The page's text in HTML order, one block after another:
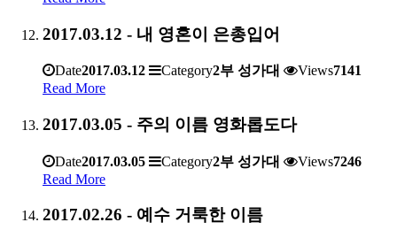
2017.03.12 - 내 영혼이 은총입어
Date2017.03.12 Category2부 성가대 Views7141
Read More
2017.03.05 - 주의 이름 영화롭도다
Date2017.03.05 Category2부 성가대 Views7246
Read More
2017.02.26 - 예수 거룩한 이름